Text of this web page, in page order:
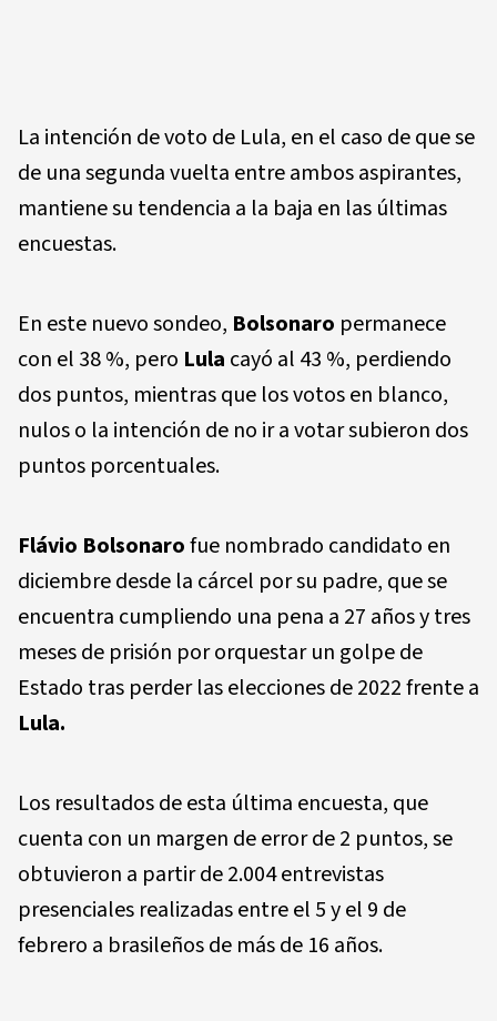
La intención de voto de Lula, en el caso de que se
de una segunda vuelta entre ambos aspirantes,
mantiene su tendencia a la baja en las últimas
encuestas.
En este nuevo sondeo, Bolsonaro permanece
con el 38 %, pero Lula cayó al 43 %, perdiendo
dos puntos, mientras que los votos en blanco,
nulos o la intención de no ir a votar subieron dos
puntos porcentuales.
Flávio Bolsonarofue nombrado candidato en
diciembre desde la cárcel por su padre, que se
encuentra cumpliendo una pena a 27 años y tres
meses de prisión por orquestar un golpe de
Estado tras perder las elecciones de 2022 frente a
Lula.
Los resultados de esta última encuesta, que
cuenta con un margen de error de 2 puntos, se
obtuvieron a partir de 2.004 entrevistas
presenciales realizadas entre el 5 y el 9 de
febrero a brasileños de más de 16 años.